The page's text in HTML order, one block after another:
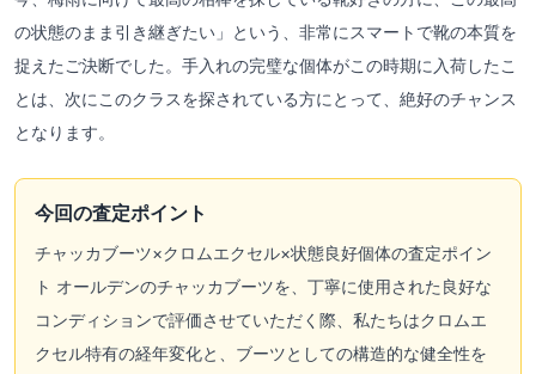
の状態のまま引き継ぎたい」という、非常にスマートで靴の本質を
捉えたご決断でした。手入れの完璧な個体がこの時期に入荷したこ
とは、次にこのクラスを探されている方にとって、絶好のチャンス
となります。
今回の査定ポイント
チャッカブーツ×クロムエクセル×状態良好個体の査定ポイン
ト オールデンのチャッカブーツを、丁寧に使用された良好な
コンディションで評価させていただく際、私たちはクロムエ
クセル特有の経年変化と、ブーツとしての構造的な健全性を